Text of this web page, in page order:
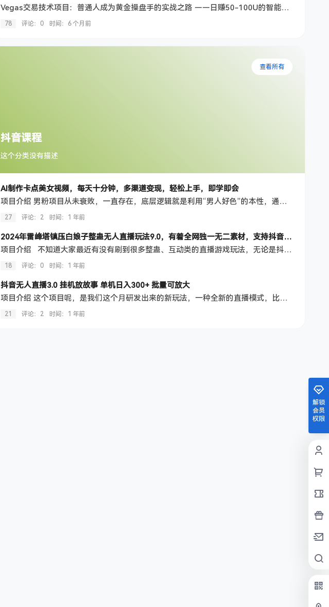
Vegas交易技术项目：普通人成为黄金操盘手的实战之路 ——日赚50-100U的智能交易技术 一、项目核心优势 实战验证 由10年互联网创业导师「杰哥」亲测落地，团队学员持续盈利 黄金期货多空交易 + AI智能提示系统，胜率超80% 200U本金日赚50-100U（每日操作3-5小时） 技术本质 30%软件工具 + 70%交易策略 基于维加斯交易理论（Vegas Channel），通过双管道线精准…
78 评论：0 时间： 6 个月前
抖音课程
这个分类没有描述
查看所有
AI制作卡点美女视频，每天十分钟，多渠道变现，轻松上手，即学即会
项目介绍 男粉项目从未衰败，一直存在，底层逻辑就是利用“男人好色”的本性，通过短视频将男粉引到私域，然后在私域卖东西，变现能力超强，方式也很多，卖写真，卖男性用品都行 这个项目比较简单，只需要两步就可以完成， 通过AI工具制作美女摆拍视频，只需十分钟即可做出一个作品。 可以在快手、抖音、视频号、哔哩哔哩等多个平台发布视频，最大化利用流量，吸引色粉，提高成交量。 课程目录 项目介绍及准备 项目实操 …
27 评论：2 时间： 1 年前
2024年雷峰塔镇压白娘子整蛊无人直播玩法9.0，有着全网独一无二素材，支持抖音、快手、B站、视频号完美契合，利用矢重闪光+狮子王暴击的手法，开播5分钟瞬间拉爆直播间流量，稳定开播24小时无违规，单场日入1500+
项目介绍 不知道大家最近有没有刷到很多整蛊、互动类的直播游戏玩法，无论是抖音、快手、视频号还是B站都比较多，直播间播着此 类内容都是以新颖多元化的方式。 对于追求新鲜和创新直播体验的抖音、快手、视频号、B站爱好者们来说，【法海整蛊白娘子】无人互动游戏玩法， 这一全新娱乐方式结合了怀旧情怀与现代科技，刷新了我们对直播的传统认知，带来了一个独特而又丰富的用户互动体验。 【法海整蛊白娘子】…
18 评论：0 时间： 1 年前
抖音无人直播3.0 挂机放故事 单机日入300+ 批量可放大
项目介绍 这个项目呢，是我们这个月研发出来的新玩法，一种全新的直播模式，比以往老套的方式更便捷好做，不需要借助复杂的直播工具，什么OBS,剪映，甚至都不需要电脑，这些工具我们统统都不需要，只需要有一部手机就可以实现24小时不断的躺赚，不违规，不封号，0粉就可以开通，完全解放咱们的双手，其中呢，也没有任何的收费软件，直播建的人数呢，也是稳定在500~2000人不等，直播间的礼物也是根本刷不停的，所以…
21 评论：2 时间： 1 年前
解锁
会员
权限